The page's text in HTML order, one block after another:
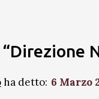
ha detto: 6 Marzo